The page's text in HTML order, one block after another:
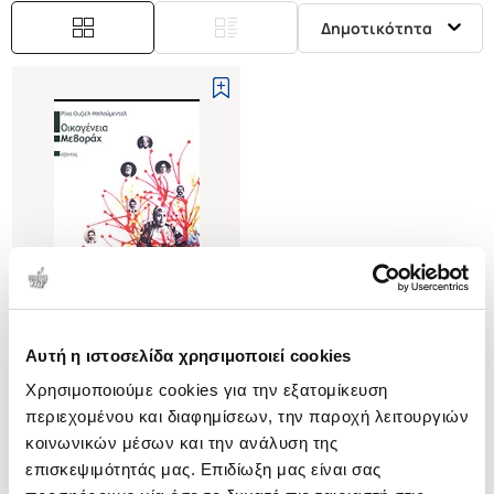
Αυτή η ιστοσελίδα χρησιμοποιεί cookies
Χρησιμοποιούμε cookies για την εξατομίκευση
περιεχομένου και διαφημίσεων, την παροχή λειτουργιών
κοινωνικών μέσων και την ανάλυση της
επισκεψιμότητάς μας. Επιδίωξη μας είναι σας
Δημοτικότητα
(0)
ΟΙΚΟΓΕΝΕΙΑ ΜΕΒΟΡΑΧ
UZIEL-BLUMENTHAL RINA
Κωδ. Πολιτείας:1540-0780